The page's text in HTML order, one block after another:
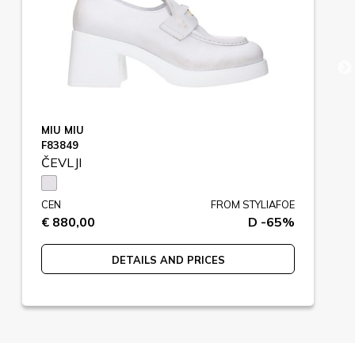
MIU MIU
F83849
ČEVLJI
CEN
€ 880,00
FROM STYLIAFOE
D -65%
DETAILS AND PRICES